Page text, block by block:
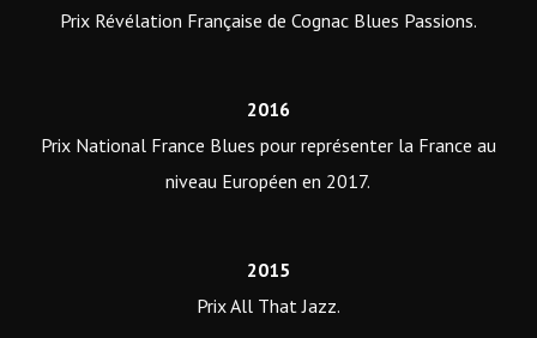
Prix Révélation Française de Cognac Blues Passions.
2016
Prix National France Blues pour représenter la France au
niveau Européen en 2017.
2015
Prix All That Jazz.